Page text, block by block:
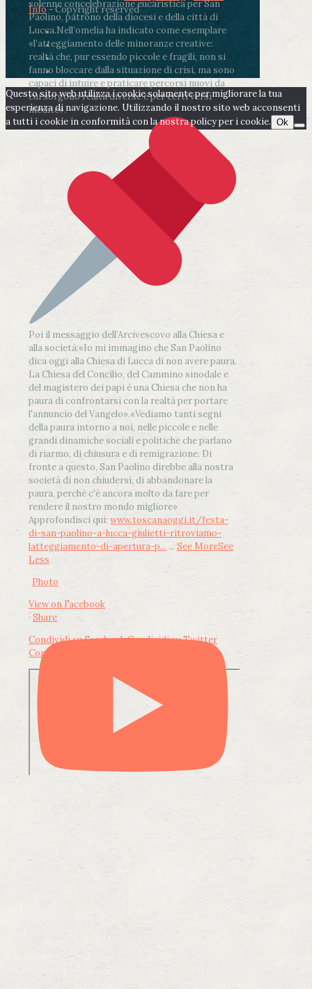
solenne concelebrazione eucaristica per San
Paolino, patrono della diocesi e della città di
Lucca.Nell’omelia ha indicato come esemplare
«l’atteggiamento delle minoranze creative:
realtà che, pur essendo piccole e fragili, non si
fanno bloccare dalla situazione di crisi, ma sono
capaci di intuire e praticare percorsi nuovi da
cui sorgono realtà diverse e per certi versi
inedite».
Poi il messaggio dell’Arcivescovo alla Chiesa e
alla società:«Io mi immagino che San Paolino
dica oggi alla Chiesa di Lucca di non avere paura.
La Chiesa del Concilio, del Cammino sinodale e
del magistero dei papi è una Chiesa che non ha
paura di confrontarsi con la realtà per portare
l'annuncio del Vangelo».«Vediamo tanti segni
della paura intorno a noi, nelle piccole e nelle
grandi dinamiche sociali e politiche che parlano
di riarmo, di chiusura e di remigrazione. Di
fronte a questo, San Paolino direbbe alla nostra
società di non chiudersi, di abbandonare la
paura, perché c'è ancora molto da fare per
rendere il nostro mondo migliore»
Approfondisci qui: www.toscanaoggi.it/festa-
di-san-paolino-a-lucca-giulietti-ritroviamo-
latteggiamento-di-apertura-p... ... See MoreSee
Less
Photo
View on Facebook
· Share
Condividi su FacebookCondividi su Twitter
Condividi su LinkedIn
Info- Copyright reserved
Questo sito web utilizza i cookie solamente per migliorare la tua
esperienza di navigazione. Utilizzando il nostro sito web acconsenti
a tutti i cookie in conformità con la nostra policy per i cookie. Ok